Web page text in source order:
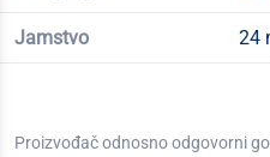
Jamstvo 24
Proizvođač odnosno odgovorni